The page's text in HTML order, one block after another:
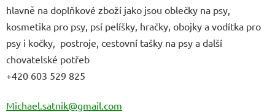
hlavně na doplňkové zboží jako jsou oblečky na psy,
kosmetika pro psy, psí pelíšky, hračky, obojky a vodítka pro
psy i kočky, postroje, cestovní tašky na psy a další
chovatelské potřeb
+420 603 529 825
Michael.satnik@gmail.com